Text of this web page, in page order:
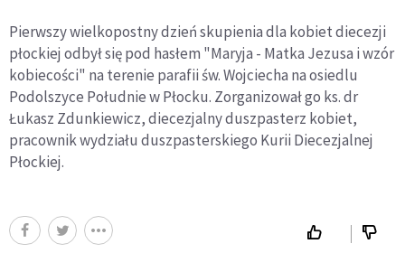
Pierwszy wielkopostny dzień skupienia dla kobiet diecezji
płockiej odbył się pod hasłem "Maryja - Matka Jezusa i wzór
kobiecości" na terenie parafii św. Wojciecha na osiedlu
Podolszyce Południe w Płocku. Zorganizował go ks. dr
Łukasz Zdunkiewicz, diecezjalny duszpasterz kobiet,
pracownik wydziału duszpasterskiego Kurii Diecezjalnej
Płockiej.